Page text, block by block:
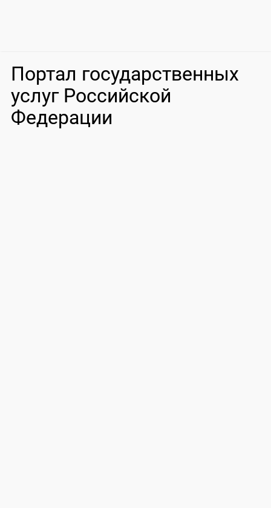
Портал государственных
услуг Российской
Федерации